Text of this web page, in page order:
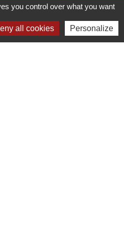
alerte sur les
sauvage.
Previous
chevron_rightNext
you control over what you want
all cookies Personalize